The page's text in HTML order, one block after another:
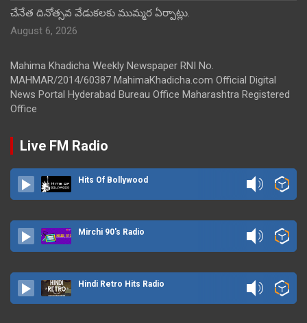
చేనేత దినోత్సవ వేడుకలకు ముమ్మర ఏర్పాట్లు.
August 6, 2026
Mahima Khadicha Weekly Newspaper RNI No.
MAHMAR/2014/60387 MahimaKhadicha.com Official Digital
News Portal Hyderabad Bureau Office Maharashtra Registered
Office
Live FM Radio
Hits Of Bollywood
Mirchi 90's Radio
Hindi Retro Hits Radio